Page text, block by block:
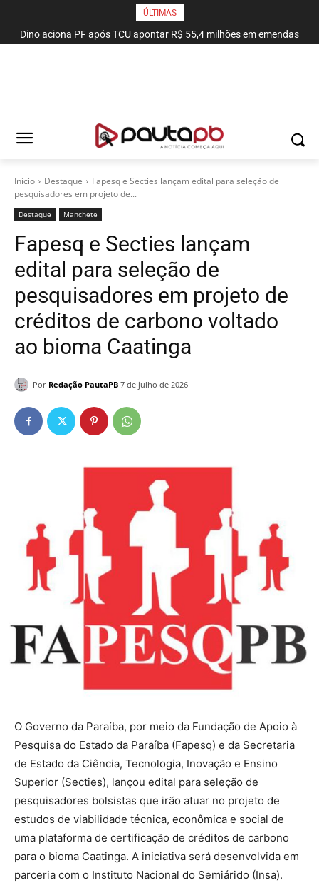
ÚLTIMAS
Dino aciona PF após TCU apontar R$ 55,4 milhões em emendas
suspeitas
Início Destaque
Fapesq e Secties lançam edital para seleção de
pesquisadores em projeto de...
Destaque Manchete
Fapesq e Secties lançam
edital para seleção de
pesquisadores em projeto de
créditos de carbono voltado
ao bioma Caatinga
Por Redação PautaPB 7 de julho de 2026
O Governo da Paraíba, por meio da Fundação de Apoio à
Pesquisa do Estado da Paraíba (Fapesq) e da Secretaria
de Estado da Ciência, Tecnologia, Inovação e Ensino
Superior (Secties), lançou edital para seleção de
pesquisadores bolsistas que irão atuar no projeto de
estudos de viabilidade técnica, econômica e social de
uma plataforma de certificação de créditos de carbono
para o bioma Caatinga. A iniciativa será desenvolvida em
parceria com o Instituto Nacional do Semiárido (Insa).